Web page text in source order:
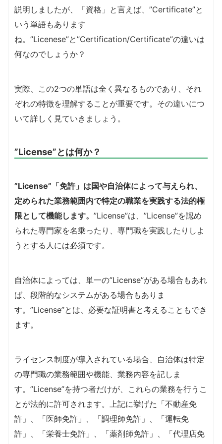
説明しましたが、「資格」と言えば、”Certificate”と
いう単語もあります
ね。”Licenese”と”Certification/Certificate”の違いは
何なのでしょうか？
実際、この2つの単語は全く異なるものであり、それ
ぞれの特徴を理解することが重要です。その違いにつ
いて詳しく見ていきましょう。
”License”とは何か？
”License”「免許」は国や自治体によって与えられ、
定められた業務範囲内で特定の職業を実践する法的権
限として機能します。 ”License”は、”License”を認め
られた専門家を名乗ったり、専門職を実践したりしよ
うとする人には必須です。
自治体によっては、単一の”License”がある場合もあれ
ば、段階的なシステムがある場合もありま
す。”License”とは、必要な証明書と考えることもでき
ます。
ライセンス制度が導入されている場合、自治体は特定
の専門職の業務範囲や機能、業務内容を記しま
す。”License”を持つ者だけが、これらの業務を行うこ
とが法的に許可されます。上記に挙げた「不動産免
許」、「医師免許」、「調理師免許」、「運転免
許」、「栄養士免許」、「薬剤師免許」、「代理店免